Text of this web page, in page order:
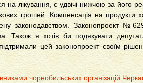
на лікування, є удвічі нижчою за його
грошей. Компенсація на продукти
законодавством. Законопроект
Також я хотів би подякувати
цей законопроект своїм
чорнобильських організацій